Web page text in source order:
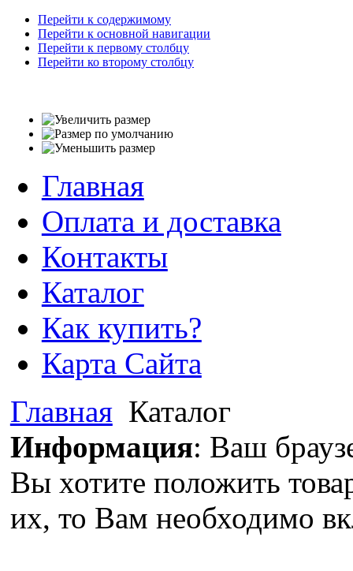
Перейти к содержимому
Перейти к основной навигации
Перейти к первому столбцу
Перейти ко второму столбцу
Главная
Оплата и доставка
Контакты
Каталог
Как купить?
Карта Сайта
Главная Каталог
Информация: Ваш
Вы хотите положить
их, то Вам необходимо